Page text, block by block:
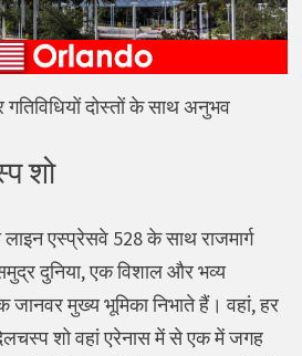
दोस्तों के साथ अनुभव
शो
एस्प्रेसवे 528 के साथ राजमार्ग
दुनिया, एक विशाल और भव्य
जानवर मुख्य भूमिका निभाते हैं। वहां, हर
शो वहां एरेनास में से एक में जगह